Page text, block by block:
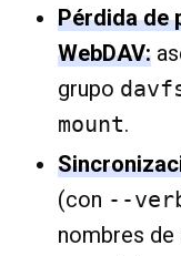
Pérdida de
WebDAV:
grupo
mount.
(con --
nombres